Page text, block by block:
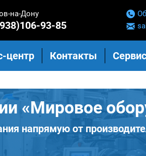
на-Дону
93-85
центр Контакты
«Мировое
напрямую от